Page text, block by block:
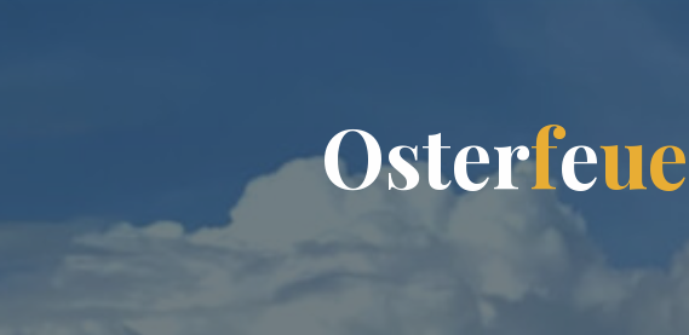
Osterfeue